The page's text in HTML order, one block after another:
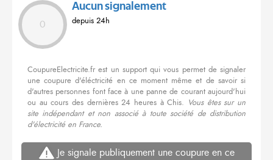
0
Aucun signalement
depuis 24h
CoupureElectricite.fr est un support qui vous permet de signaler
une coupure d'éléctricité en ce moment même et de savoir si
d'autres personnes font face à une panne de courant aujourd'hui
ou au cours des dernières 24 heures à Chis. Vous êtes sur un
site indépendant et non associé à toute société de distribution
d'électricité en France.
Je signale publiquement une coupure en ce